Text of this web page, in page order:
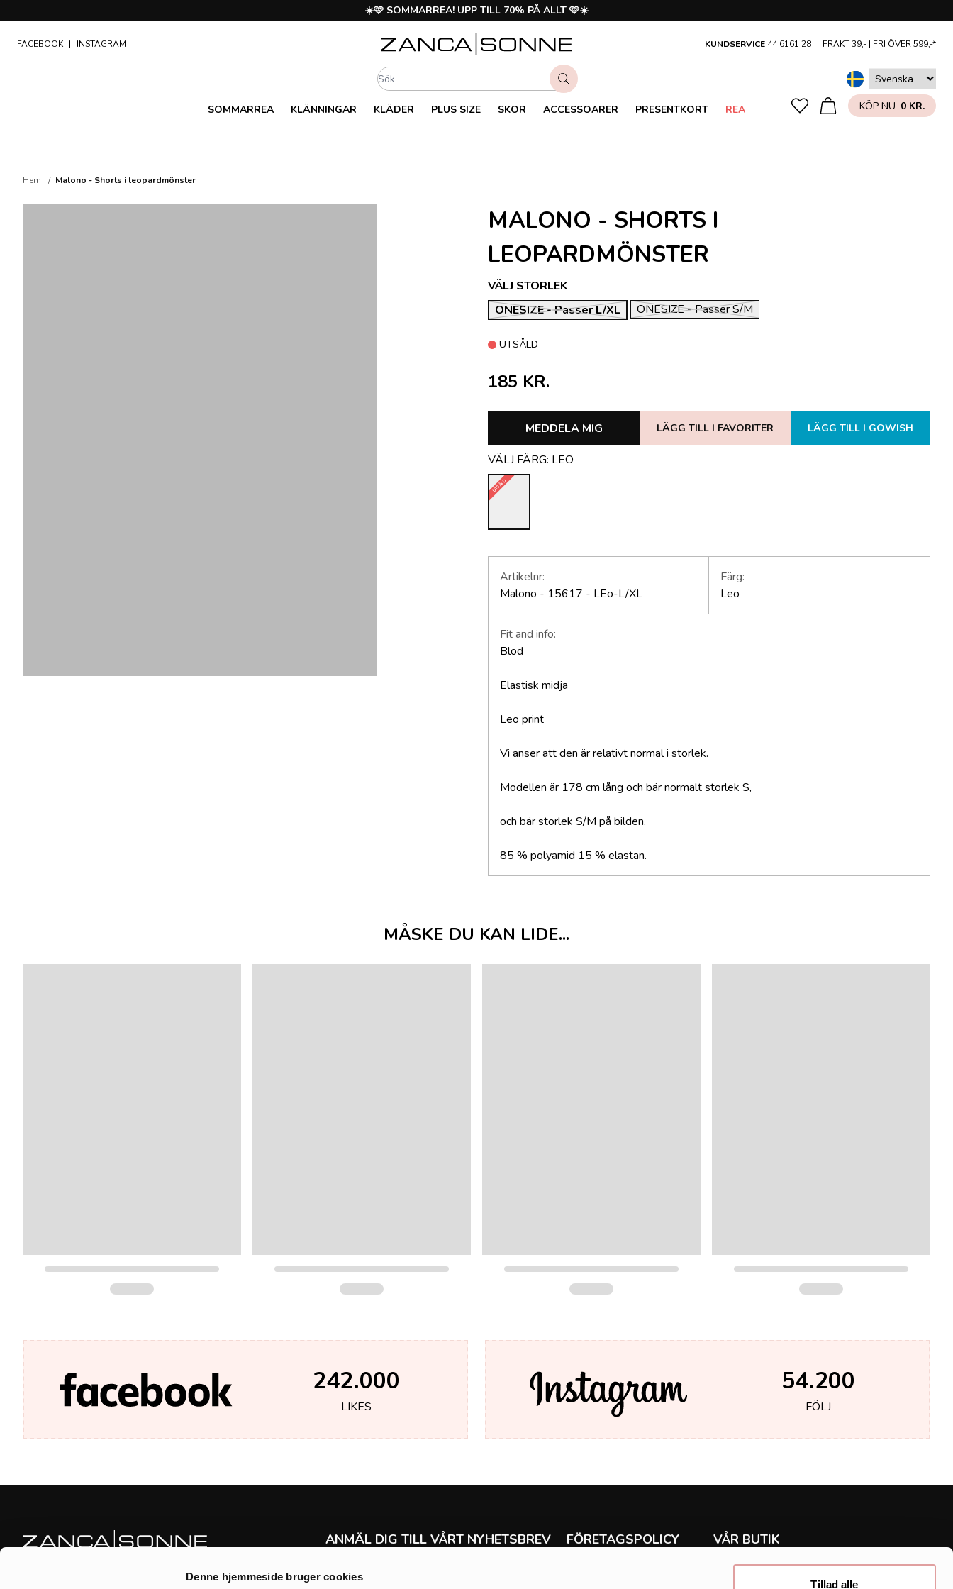
Denne hjemmeside bruger cookies
Tillad alle
☀️🩷 SOMMARREA! UPP TILL 70% PÅ ALLT 🩷☀️
FACEBOOK | INSTAGRAM KUNDSERVICE 44 6161 28 FRAKT 39,- | FRI ÖVER 599,-*
SOMMARREA KLÄNNINGAR KLÄDER PLUS SIZE SKOR ACCESSOARER PRESENTKORT REA KÖP NU 0 KR.
Hem Malono - Shorts i leopardmönster
MALONO - SHORTS I
LEOPARDMÖNSTER
VÄLJ STORLEK
ONESIZE - Passer L/XL
ONESIZE - Passer S/M
UTSÅLD
185 KR.
MEDDELA MIG LÄGG TILL I FAVORITER LÄGG TILL I GOWISH
VÄLJ FÄRG: LEO
UTSÅLD
Artikelnr:
Malono - 15617 - LEo-L/XL
Färg:
Leo
Fit and info:
Blod
Elastisk midja
Leo print
Vi anser att den är relativt normal i storlek.
Modellen är 178 cm lång och bär normalt storlek S,
och bär storlek S/M på bilden.
85 % polyamid 15 % elastan.
MÅSKE DU KAN LIDE...
242.000
LIKES
54.200
FÖLJ
Zanca|Sonne är en helt fokuserad webbshop och fysisk butik.
ANMÄL DIG TILL VÅRT NYHETSBREV
och försäljning till tävlingar, nya produkter och
FÖRETAGSPOLICY VÅR BUTIK